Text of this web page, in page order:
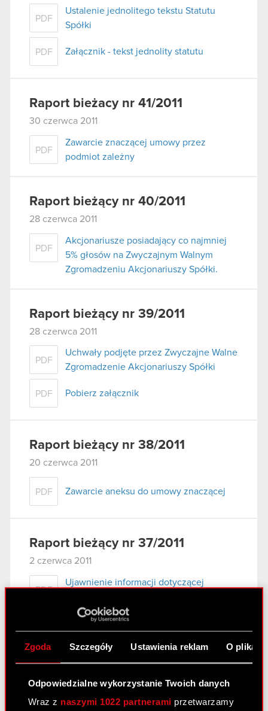
Zgoda Szczegóły Ustawienia reklam O
Odpowiedzialne wykorzystanie Twoich danych
Wraz z naszymi 1022 partnerami przetwarzamy
PDF
Ustalenie jednolitego tekstu Statutu
Spółki
PDF Załącznik - tekst jednolity statutu
Raport bieżacy nr 41/2011
30 czerwca 2011
PDF
Zawarcie znaczącej umowy przez
podmiot zależny
Raport bieżący nr 40/2011
28 czerwca 2011
PDF
Akcjonariusze posiadający co najmniej
5% głosów na Zwyczajnym Walnym
Zgromadzeniu Akcjonariuszy Spółki.
Raport bieżący nr 39/2011
28 czerwca 2011
PDF
Uchwały podjęte przez Zwyczajne Walne
Zgromadzenie Akcjonariuszy Spółki
PDF Pobierz załącznik
Raport bieżący nr 38/2011
20 czerwca 2011
PDF Zawarcie aneksu do umowy znaczącej
Raport bieżący nr 37/2011
2 czerwca 2011
PDF
Ujawnienie informacji dotyczącej
przez podmiot zależny
Raport bieżący nr 36/2011
PDF
Rady Nadzorczej Optimus S.A.